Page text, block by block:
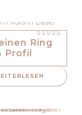
Ring
Profil
mit